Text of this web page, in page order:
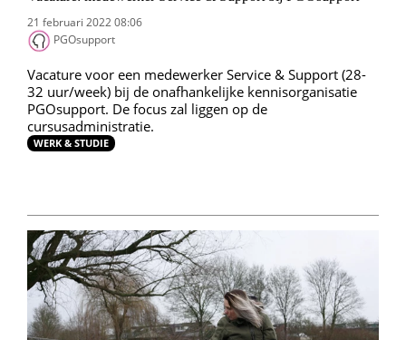
21 februari 2022 08:06
PGOsupport
Vacature voor een medewerker Service & Support (28-
32 uur/week) bij de onafhankelijke kennisorganisatie
PGOsupport. De focus zal liggen op de
cursusadministratie.
WERK & STUDIE